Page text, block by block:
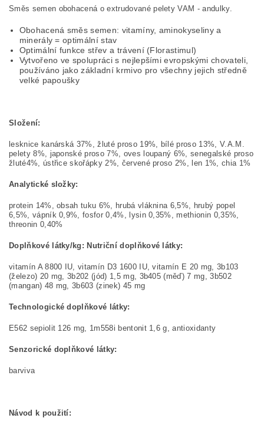
Směs semen obohacená o extrudované pelety VAM - andulky.
Obohacená směs semen: vitamíny, aminokyseliny a
minerály = optimální stav
Optimální funkce střev a trávení (Florastimul)
Vytvořeno ve spolupráci s nejlepšími evropskými chovateli,
používáno jako základní krmivo pro všechny jejich středně
velké papoušky
Složení:
lesknice kanárská 37%, žluté proso 19%, bílé proso 13%, V.A.M.
pelety 8%, japonské proso 7%, oves loupaný 6%, senegalské proso
žluté4%, ústřice skořápky 2%, červené proso 2%, len 1%, chia 1%
Analytické složky:
protein 14%, obsah tuku 6%, hrubá vláknina 6,5%, hrubý popel
6,5%, vápník 0,9%, fosfor 0,4%, lysin 0,35%, methionin 0,35%,
threonin 0,40%
Doplňkové látky/kg: Nutriční doplňkové látky:
vitamín A 8800 IU, vitamín D3 1600 IU, vitamín E 20 mg, 3b103
(železo) 20 mg, 3b202 (jód) 1,5 mg, 3b405 (měď) 7 mg, 3b502
(mangan) 48 mg, 3b603 (zinek) 45 mg
Technologické doplňkové látky:
E562 sepiolit 126 mg, 1m558i bentonit 1,6 g, antioxidanty
Senzorické doplňkové látky:
barviva
Návod k použití: